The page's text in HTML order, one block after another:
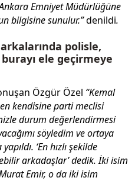
Emniyet Müdürlüğüne
bilgisine sunulur.”denildi.
polisle,
ele geçirmeye
Özgür Özel “Kemal
kendisine parti meclisi
durum değerlendirmesi
söyledim ve ortaya
‘En hızlı şekilde
arkadaşlar’ dedik. İki isim
Emir, o da iki isim